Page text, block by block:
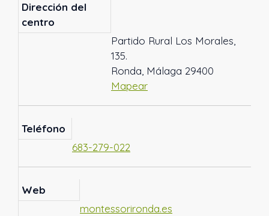
Dirección del
centro
Partido Rural Los Morales,
135.
Ronda, Málaga 29400
Mapear
Teléfono
683-279-022
Web
montessorironda.es